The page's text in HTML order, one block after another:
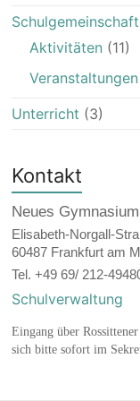
Schulgemeinschaft
Aktivitäten (11)
Veranstaltungen
Unterricht (3)
Kontakt
Neues
Elisabeth-Norgall-
60487 Frankfurt am
Tel. +49 69/ 212-
Schulverwaltung
Eingang über
sich bitte sofort im